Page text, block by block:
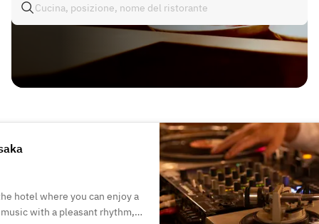
hotel where you can enjoy a
with a pleasant rhythm,